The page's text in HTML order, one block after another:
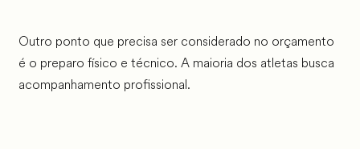
Outro ponto que precisa ser considerado no orçamento
é o preparo físico e técnico. A maioria dos atletas busca
acompanhamento profissional.